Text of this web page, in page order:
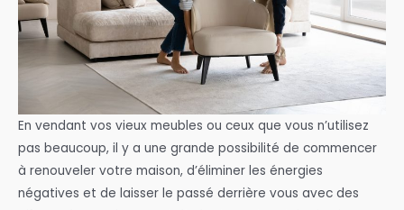
En vendant vos vieux meubles ou ceux que vous n’utilisez
pas beaucoup, il y a une grande possibilité de commencer
à renouveler votre maison, d’éliminer les énergies
négatives et de laisser le passé derrière vous avec des